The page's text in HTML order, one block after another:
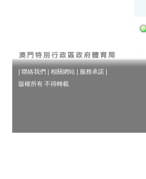
聯絡我們 相關網站 服務承諾
版權所有 不得轉載